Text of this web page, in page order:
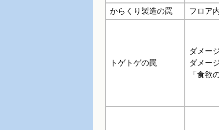
からくり製造の罠 フロア
トゲトゲの罠
ダメー
ダメー
「食欲